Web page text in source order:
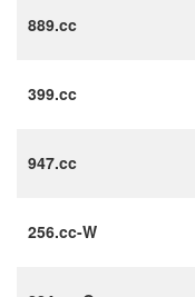
889.cc
399.cc
947.cc
256.cc-W